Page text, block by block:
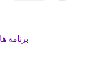
برنامه